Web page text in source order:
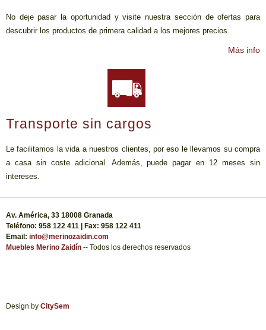
No deje pasar la oportunidad y visite nuestra sección de ofertas para
descubrir los productos de primera calidad a los mejores precios.
Más info
Transporte sin cargos
Le facilitamos la vida a nuestros clientes, por eso le llevamos su compra
a casa sin coste adicional. Además, puede pagar en 12 meses sin
intereses.
Av. América, 33 18008 Granada
Teléfono: 958 122 411 | Fax: 958 122 411
Email: info@merinozaidin.com
Muebles Merino Zaidín -- Todos los derechos reservados
Design by CitySem